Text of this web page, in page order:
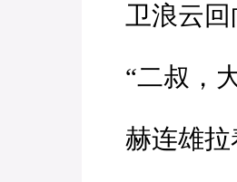
卫浪云回
“二叔，
赫连雄拉